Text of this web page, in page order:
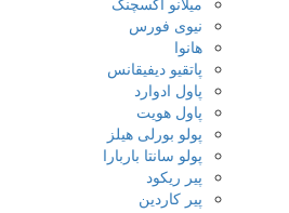
نیوی فورس
هانوا
پاتقیو دیفیقانس
پاول ادوارد
پاول هویت
پولو بورلی هیلز
پولو سانتا باربارا
پیر ریکود
پیر کاردین